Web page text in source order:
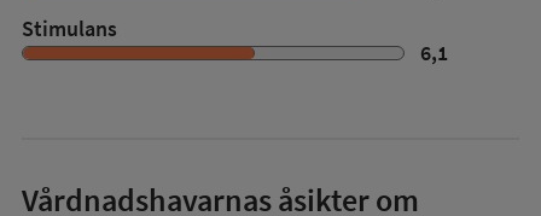
Stimulans
6,1
Vårdnadshavarnas åsikter om